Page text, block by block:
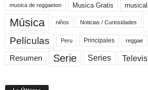
musica de reggaeton Musica Gratis musical
Música niños Noticias / Curiosidades
Películas Peru Principales reggae
Resumen Serie Series